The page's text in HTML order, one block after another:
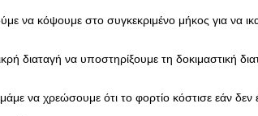
να κόψουμε στο συγκεκριμένο μήκος για να
διαταγή να υποστηρίξουμε τη δοκιμαστική
να χρεώσουμε ότι το φορτίο κόστισε εάν δεν